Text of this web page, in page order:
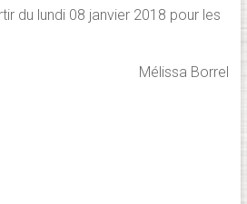
du lundi 08 janvier 2018 pour les
Mélissa Borrel